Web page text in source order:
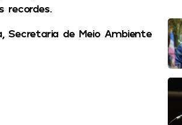
recordes.
Secretaria de Meio Ambiente